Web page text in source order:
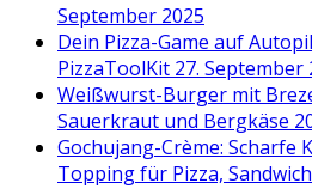
September 2025
Dein Pizza-Game auf
PizzaToolKit 27. September
Weißwurst-Burger mit
Sauerkraut und Bergkäse
Gochujang-Crème: Scharfe
Topping für Pizza,